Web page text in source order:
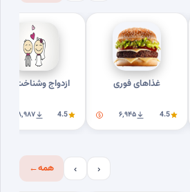
غذاهای فوری
4.5 ۶٬۹۴۵
ازدواج وشناخت بهتر
4.5 ۱۸٬۹۸۷
‹
› همه←